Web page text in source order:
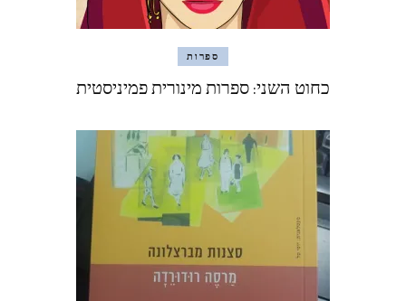
ספרות
כחוט השני: ספרות מינורית פמיניסטית